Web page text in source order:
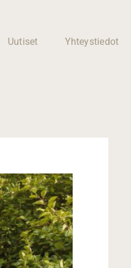
muutostyöt
Uutiset Yhteystiedot